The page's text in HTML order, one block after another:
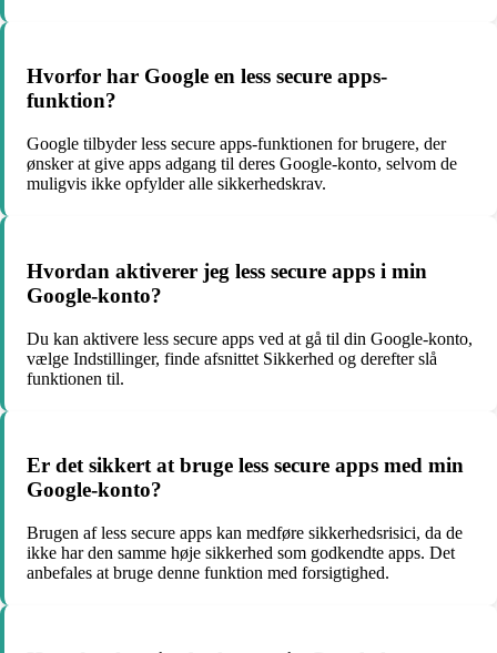
Hvorfor har Google en less secure apps-
funktion?
Google tilbyder less secure apps-funktionen for brugere, der
ønsker at give apps adgang til deres Google-konto, selvom de
muligvis ikke opfylder alle sikkerhedskrav.
Hvordan aktiverer jeg less secure apps i min
Google-konto?
Du kan aktivere less secure apps ved at gå til din Google-konto,
vælge Indstillinger, finde afsnittet Sikkerhed og derefter slå
funktionen til.
Er det sikkert at bruge less secure apps med min
Google-konto?
Brugen af less secure apps kan medføre sikkerhedsrisici, da de
ikke har den samme høje sikkerhed som godkendte apps. Det
anbefales at bruge denne funktion med forsigtighed.